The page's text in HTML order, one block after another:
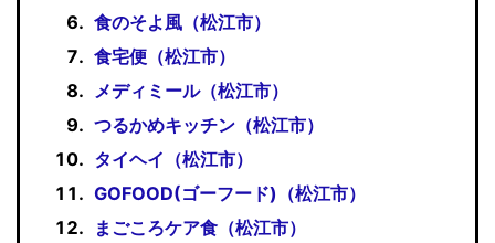
食のそよ風（松江市）
食宅便（松江市）
メディミール（松江市）
つるかめキッチン（松江市）
タイヘイ（松江市）
GOFOOD(ゴーフード)（松江市）
まごころケア食（松江市）